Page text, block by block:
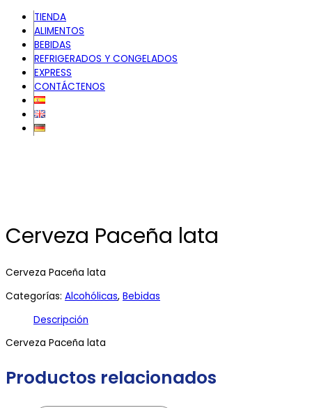
TIENDA
ALIMENTOS
BEBIDAS
REFRIGERADOS Y CONGELADOS
EXPRESS
CONTÁCTENOS
Cerveza Paceña lata
Cerveza Paceña lata
Categorías: Alcohólicas, Bebidas
Descripción
Cerveza Paceña lata
Productos relacionados